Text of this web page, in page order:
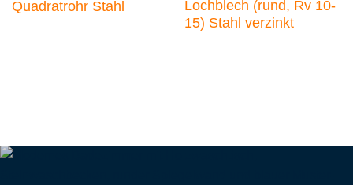
Quadratrohr Stahl
Lochblech (rund, Rv 10-
15) Stahl verzinkt